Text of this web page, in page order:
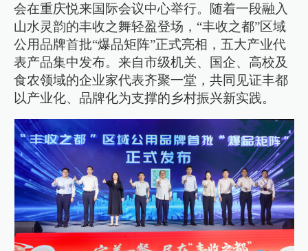
会在重庆悦来国际会议中心举行。随着一段融入
山水灵韵的丰收之舞轻盈登场，“丰收之都”区域
公用品牌首批“爆品矩阵”正式亮相，五大产业代
表产品集中发布。来自市级机关、国企、高校及
食农领域的企业家代表齐聚一堂，共同见证丰都
以产业化、品牌化为支撑的乡村振兴新实践。